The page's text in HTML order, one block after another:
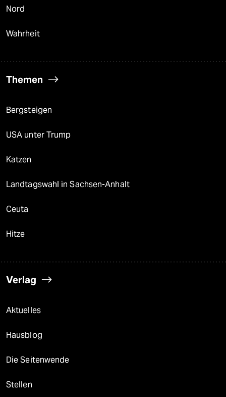
Nord
Wahrheit
Themen
Bergsteigen
USA unter Trump
Katzen
Landtagswahl in Sachsen-Anhalt
Ceuta
Hitze
Verlag
Aktuelles
Hausblog
Die Seitenwende
Stellen